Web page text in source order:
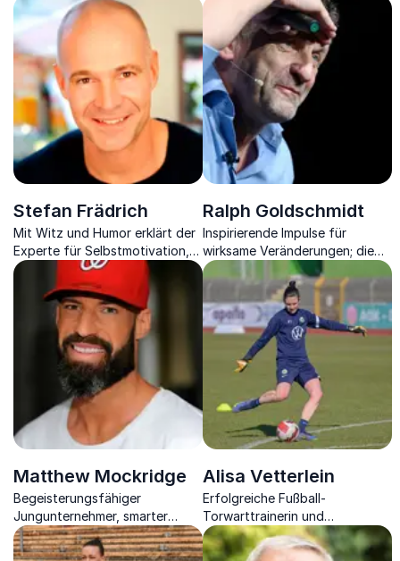
Stefan Frädrich
Mit Witz und Humor erklärt der
Experte für Selbstmotivation,
Arzt und Bestsellerautor, wie
man dem inneren Schweinehund
den Kampf ansagt.
Ralph Goldschmidt
Inspirierende Impulse für
wirksame Veränderungen; die
Arbeitswelt von morgen
Matthew Mockridge
Begeisterungsfähiger
Jungunternehmer, smarter
Entrepreneur und Start-Up
Gründer fesselt Sie in seinen
Alisa Vetterlein
Erfolgreiche Fußball-
Torwarttrainerin und
Profitorhüterin zeigt, wie man
mit Druck umgeht und teilt